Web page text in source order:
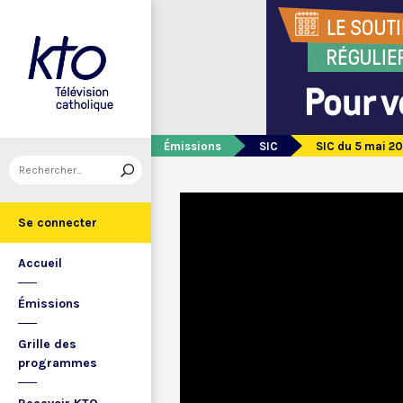
Se connecter
Accueil
Émissions
Grille des
programmes
Émissions SIC SIC du 5 mai